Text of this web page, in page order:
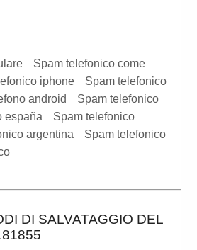
Spam telefonico come
iphone
Spam telefonico
android
Spam telefonico
españa
Spam telefonico
argentina
Spam telefonico
DI SALVATAGGIO DEL